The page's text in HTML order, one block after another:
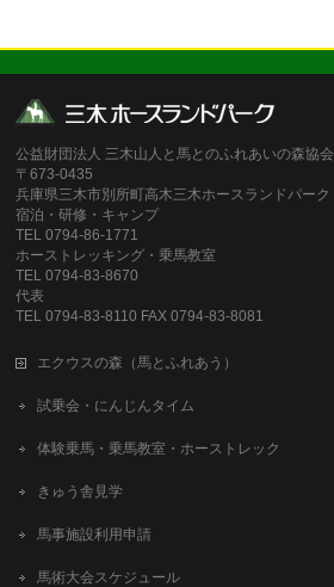
公益財団法人 三木山人と馬とのふれあいの森協会
〒673-0435
兵庫県三木市別所町高木三木ホースランドパーク
宿泊・研修・キャンプ
TEL 0794-86-1771
ホーストレッキング・乗馬教室
TEL 0794-83-8670
代表
TEL 0794-83-8110 FAX 0794-83-8081
エクウスの森（馬とふれあう）
試乗会・にんじんタイム
体験乗馬・乗馬教室・ホーストレック
きゅう舎見学
馬事施設利用申請
馬術大会スケジュール